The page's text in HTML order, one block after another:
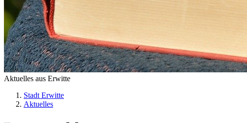
Aktuelles aus Erwitte
Stadt Erwitte
Aktuelles